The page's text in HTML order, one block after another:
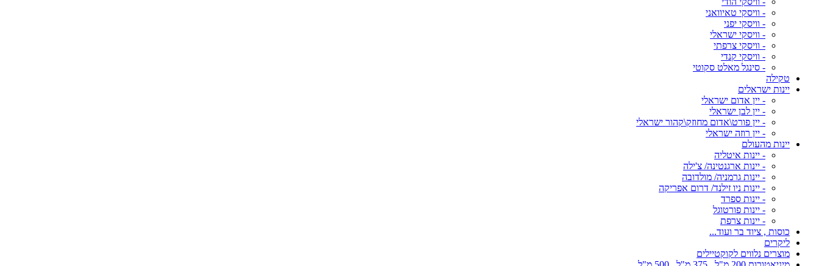
- וויסקי טאיוואני
- וויסקי יפני
- וויסקי ישראלי
- וויסקי צרפתי
- וויסקי קנדי
- סינגל מאלט סקוטי
טקילה
יינות ישראלים
- יין אדום ישראלי
- יין לבן ישראלי
- יין פורט\אדום מחוזק\קהור ישראלי
- יין רוזה ישראלי
יינות מהעולם
- יינות איטליה
- יינות ארגנטינה/ צ'ילה
- יינות גרמניה/ מולדובה
- יינות ניו זילנד/ דרום אפריקה
- יינות ספרד
- יינות פורטוגל
- יינות צרפת
כוסות , ציוד בר ועוד...
ליקרים
מוצרים נלווים לקוקטיילים